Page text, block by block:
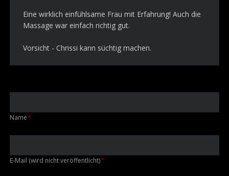
Eine wirklich einfühlsame Frau mit Erfahrung! Auch die
Massage war einfach richtig gut.
Vorsicht - Chrissi kann süchtig machen.
Pflichtfeld
Name*
Pflichtfeld
E-Mail (wird nicht veröffentlicht)*